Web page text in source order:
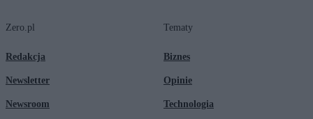
Zero.pl
Redakcja
Newsletter
Newsroom
Tematy
Biznes
Opinie
Technologia